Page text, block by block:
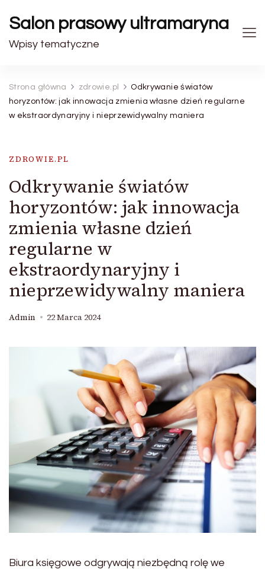
Salon prasowy ultramaryna
Wpisy tematyczne
Strona główna zdrowie.pl
Odkrywanie światów
horyzontów: jak innowacja zmienia własne dzień regularne
w ekstraordynaryjny i nieprzewidywalny maniera
ZDROWIE.PL
Odkrywanie światów
horyzontów: jak innowacja
zmienia własne dzień
regularne w
ekstraordynaryjny i
nieprzewidywalny maniera
Admin 22 Marca 2024
Biura księgowe odgrywają niezbędną rolę we